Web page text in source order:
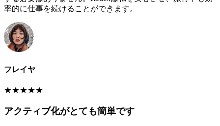
率的に仕事を続けることができます。
フレイヤ
★★★★★
アクティブ化がとても簡単です